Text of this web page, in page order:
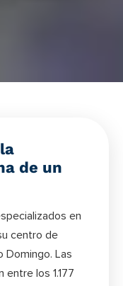
de un
en
centro de
Domingo. Las
entre los 1.177